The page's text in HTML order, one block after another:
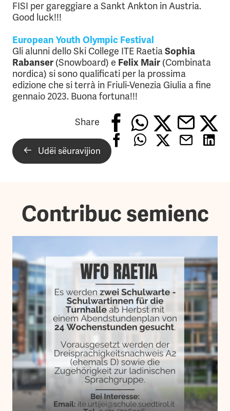
FISI per gareggiare a Sankt Ankton in Austria.
Good luck!!!
European Youth Olympic Festival
Gli alunni dello Ski College ITE RaetiaSophia
Rabanser (Snowboard) e Felix Mair (Combinata
nordica) si sono qualificati per la prossima
edizione che si terrà in Friuli-Venezia Giulia a fine
gennaio 2023. Buona fortuna!!!
Share
Udëi sëuravijion
Contribuc semienc